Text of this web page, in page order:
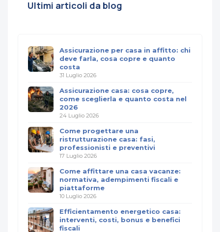
Ultimi articoli da blog
Assicurazione per casa in affitto: chi
deve farla, cosa copre e quanto
costa
31 Luglio 2026
Assicurazione casa: cosa copre,
come sceglierla e quanto costa nel
2026
24 Luglio 2026
Come progettare una
ristrutturazione casa: fasi,
professionisti e preventivi
17 Luglio 2026
Come affittare una casa vacanze:
normativa, adempimenti fiscali e
piattaforme
10 Luglio 2026
Efficientamento energetico casa:
interventi, costi, bonus e benefici
fiscali